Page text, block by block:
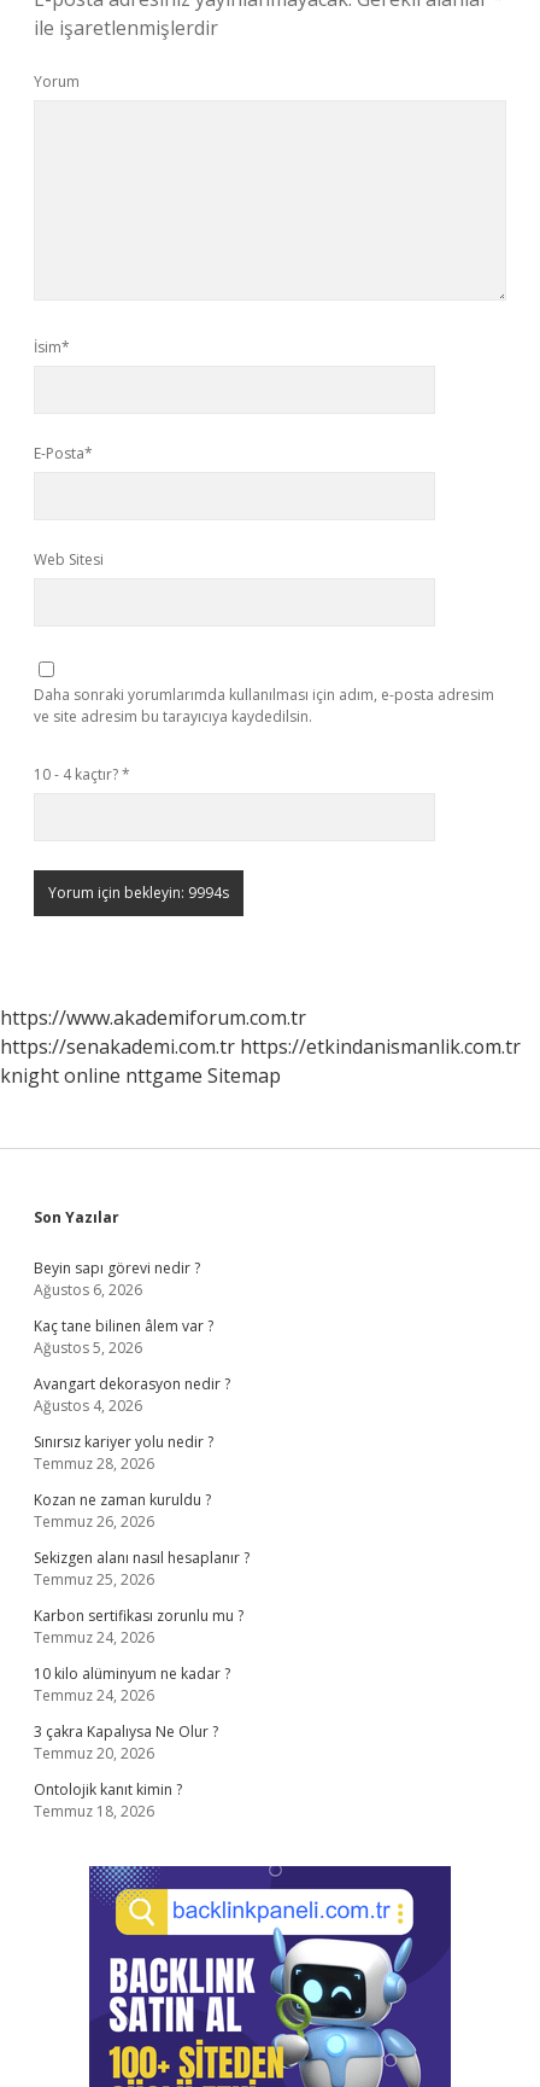
ile işaretlenmişlerdir
Yorum
İsim*
E-Posta*
Web Sitesi
Daha sonraki yorumlarımda kullanılması için adım, e-posta adresim
ve site adresim bu tarayıcıya kaydedilsin.
10 - 4 kaçtır?*
https://www.akademiforum.com.tr
https://senakademi.com.tr https://etkindanismanlik.com.tr
knight online nttgame Sitemap
Sidebar
Son Yazılar
Beyin sapı görevi nedir ?
Ağustos 6, 2026
Kaç tane bilinen âlem var ?
Ağustos 5, 2026
Avangart dekorasyon nedir ?
Ağustos 4, 2026
Sınırsız kariyer yolu nedir ?
Temmuz 28, 2026
Kozan ne zaman kuruldu ?
Temmuz 26, 2026
Sekizgen alanı nasıl hesaplanır ?
Temmuz 25, 2026
Karbon sertifikası zorunlu mu ?
Temmuz 24, 2026
10 kilo alüminyum ne kadar ?
Temmuz 24, 2026
3 çakra Kapalıysa Ne Olur ?
Temmuz 20, 2026
Ontolojik kanıt kimin ?
Temmuz 18, 2026